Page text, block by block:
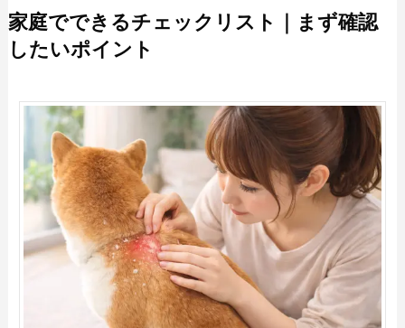
家庭でできるチェックリスト｜まず確認
したいポイント